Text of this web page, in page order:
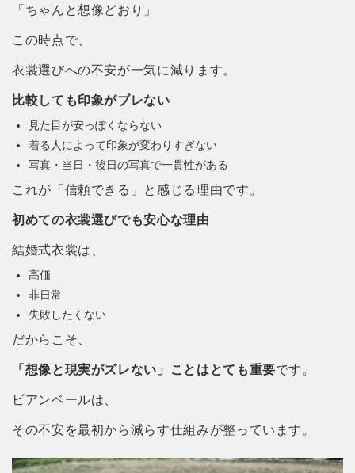
「ちゃんと想像どおり」
この時点で、
衣裳選びへの不安が一気に減ります。
比較しても印象がブレない
見た目が安っぽくならない
着る人によって印象が変わりすぎない
写真・当日・後日の写真で一貫性がある
これが「信頼できる」と感じる理由です。
初めての衣裳選びでも安心な理由
結婚式衣裳は、
高価
非日常
失敗したくない
だからこそ、
「想像と現実がズレない」ことはとても重要です。
ビアンベールは、
その不安を最初から減らす仕組みが整っています。